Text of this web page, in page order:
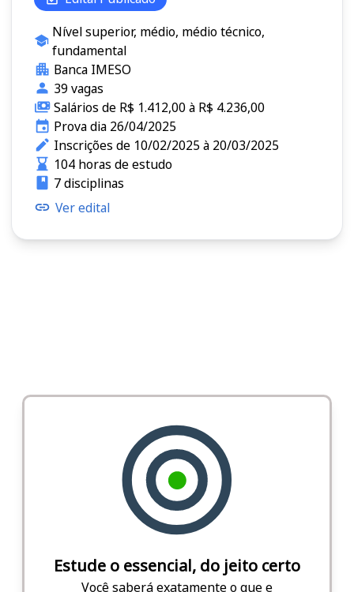
Nível superior, médio, médio técnico,
fundamental
Banca IMESO
39 vagas
Salários de R$ 1.412,00 à R$ 4.236,00
Prova dia 26/04/2025
Inscrições de 10/02/2025 à 20/03/2025
104 horas de estudo
7 disciplinas
Ver edital
Estude o essencial, do jeito certo
Você saberá exatamente o que e